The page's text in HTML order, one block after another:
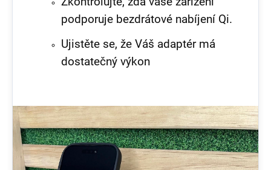
podporuje bezdrátové nabíjení Qi.
Ujistěte se, že Váš adaptér má
dostatečný výkon